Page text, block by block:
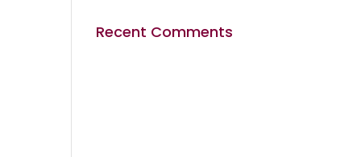
Recent Comments